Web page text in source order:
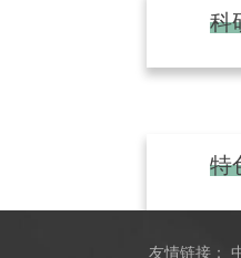
科
特
友情链接：